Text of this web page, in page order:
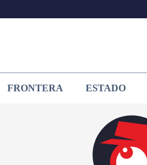
FRONTERA ESTADO